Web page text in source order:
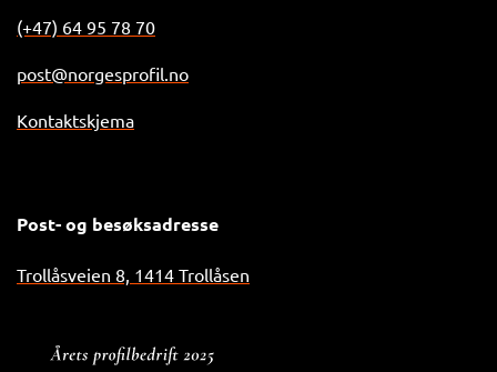
(+47) 64 95 78 70
post@norgesprofil.no
Kontaktskjema
Post- og besøksadresse
Trollåsveien 8, 1414 Trollåsen